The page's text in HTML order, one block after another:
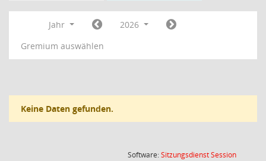
Jahr
2026
Gremium auswählen
Keine Daten gefunden.
Software:SitzungsdienstSession(Wird in